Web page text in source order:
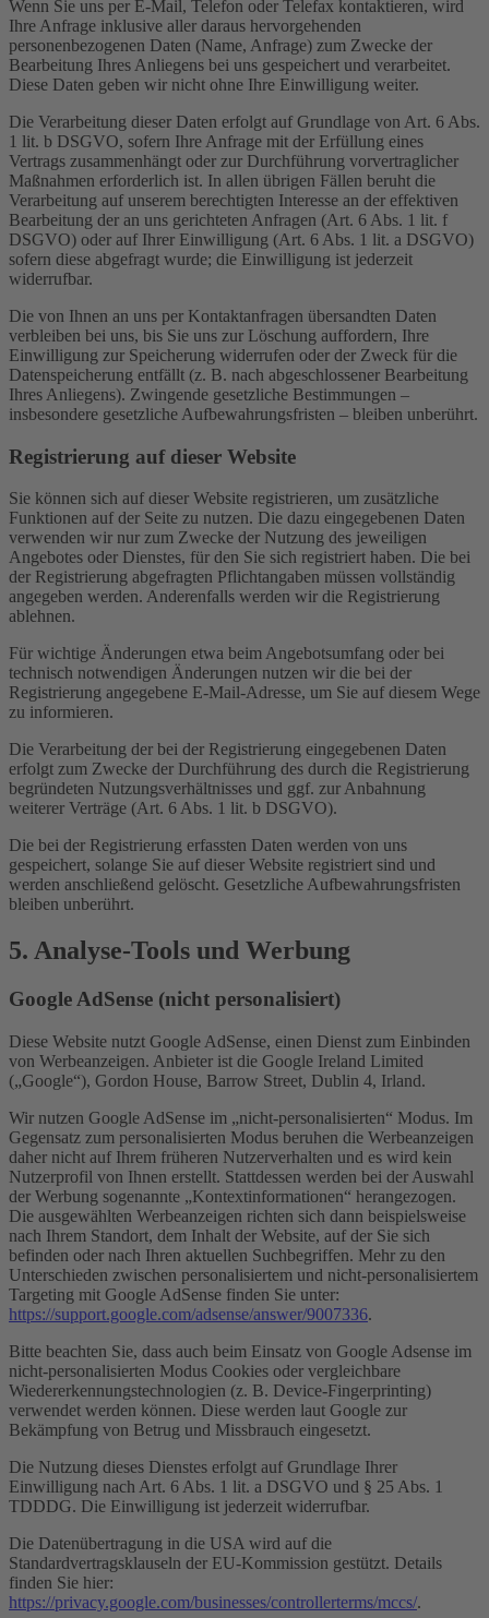
Wenn Sie uns per E-Mail, Telefon oder Telefax kontaktieren, wird
Ihre Anfrage inklusive aller daraus hervorgehenden
personenbezogenen Daten (Name, Anfrage) zum Zwecke der
Bearbeitung Ihres Anliegens bei uns gespeichert und verarbeitet.
Diese Daten geben wir nicht ohne Ihre Einwilligung weiter.
Die Verarbeitung dieser Daten erfolgt auf Grundlage von Art. 6 Abs.
1 lit. b DSGVO, sofern Ihre Anfrage mit der Erfüllung eines
Vertrags zusammenhängt oder zur Durchführung vorvertraglicher
Maßnahmen erforderlich ist. In allen übrigen Fällen beruht die
Verarbeitung auf unserem berechtigten Interesse an der effektiven
Bearbeitung der an uns gerichteten Anfragen (Art. 6 Abs. 1 lit. f
DSGVO) oder auf Ihrer Einwilligung (Art. 6 Abs. 1 lit. a DSGVO)
sofern diese abgefragt wurde; die Einwilligung ist jederzeit
widerrufbar.
Die von Ihnen an uns per Kontaktanfragen übersandten Daten
verbleiben bei uns, bis Sie uns zur Löschung auffordern, Ihre
Einwilligung zur Speicherung widerrufen oder der Zweck für die
Datenspeicherung entfällt (z. B. nach abgeschlossener Bearbeitung
Ihres Anliegens). Zwingende gesetzliche Bestimmungen –
insbesondere gesetzliche Aufbewahrungsfristen – bleiben unberührt.
Registrierung auf dieser Website
Sie können sich auf dieser Website registrieren, um zusätzliche
Funktionen auf der Seite zu nutzen. Die dazu eingegebenen Daten
verwenden wir nur zum Zwecke der Nutzung des jeweiligen
Angebotes oder Dienstes, für den Sie sich registriert haben. Die bei
der Registrierung abgefragten Pflichtangaben müssen vollständig
angegeben werden. Anderenfalls werden wir die Registrierung
ablehnen.
Für wichtige Änderungen etwa beim Angebotsumfang oder bei
technisch notwendigen Änderungen nutzen wir die bei der
Registrierung angegebene E-Mail-Adresse, um Sie auf diesem Wege
zu informieren.
Die Verarbeitung der bei der Registrierung eingegebenen Daten
erfolgt zum Zwecke der Durchführung des durch die Registrierung
begründeten Nutzungsverhältnisses und ggf. zur Anbahnung
weiterer Verträge (Art. 6 Abs. 1 lit. b DSGVO).
Die bei der Registrierung erfassten Daten werden von uns
gespeichert, solange Sie auf dieser Website registriert sind und
werden anschließend gelöscht. Gesetzliche Aufbewahrungsfristen
bleiben unberührt.
5. Analyse-Tools und Werbung
Google AdSense (nicht personalisiert)
Diese Website nutzt Google AdSense, einen Dienst zum Einbinden
von Werbeanzeigen. Anbieter ist die Google Ireland Limited
(„Google“), Gordon House, Barrow Street, Dublin 4, Irland.
Wir nutzen Google AdSense im „nicht-personalisierten“ Modus. Im
Gegensatz zum personalisierten Modus beruhen die Werbeanzeigen
daher nicht auf Ihrem früheren Nutzerverhalten und es wird kein
Nutzerprofil von Ihnen erstellt. Stattdessen werden bei der Auswahl
der Werbung sogenannte „Kontextinformationen“ herangezogen.
Die ausgewählten Werbeanzeigen richten sich dann beispielsweise
nach Ihrem Standort, dem Inhalt der Website, auf der Sie sich
befinden oder nach Ihren aktuellen Suchbegriffen. Mehr zu den
Unterschieden zwischen personalisiertem und nicht-personalisiertem
Targeting mit Google AdSense finden Sie unter:
https://support.google.com/adsense/answer/9007336.
Bitte beachten Sie, dass auch beim Einsatz von Google Adsense im
nicht-personalisierten Modus Cookies oder vergleichbare
Wiedererkennungstechnologien (z. B. Device-Fingerprinting)
verwendet werden können. Diese werden laut Google zur
Bekämpfung von Betrug und Missbrauch eingesetzt.
Die Nutzung dieses Dienstes erfolgt auf Grundlage Ihrer
Einwilligung nach Art. 6 Abs. 1 lit. a DSGVO und § 25 Abs. 1
TDDDG. Die Einwilligung ist jederzeit widerrufbar.
Die Datenübertragung in die USA wird auf die
Standardvertragsklauseln der EU-Kommission gestützt. Details
finden Sie hier:
https://privacy.google.com/businesses/controllerterms/mccs/.